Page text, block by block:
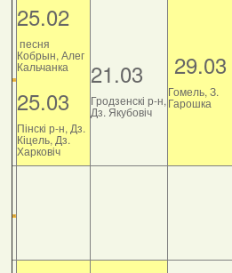
25.02
песня
Кобрын, Алег
Кальчанка
25.03
Пінскі р-н, Дз.
Кіцель, Дз.
Харковіч
21.03
Гродзенскі р-н,
Дз. Якубовіч
29.03
Гомель, З.
Гарошка